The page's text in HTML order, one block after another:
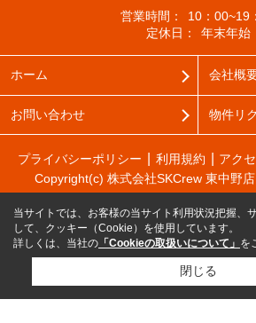
営業時間：
10：00~19
定休日：
年末年始
ホーム 会社概
お問い合わせ 物件リ
プライバシーポリシー 利用規約 アク
Copyright(c) 株式会社SKCrew 東中野
当サイトでは、お客様の当サイト利用状況把握、
して、クッキー（Cookie）を使用しています。
詳しくは、当社の 「Cookieの取扱いについて」 を
閉じる